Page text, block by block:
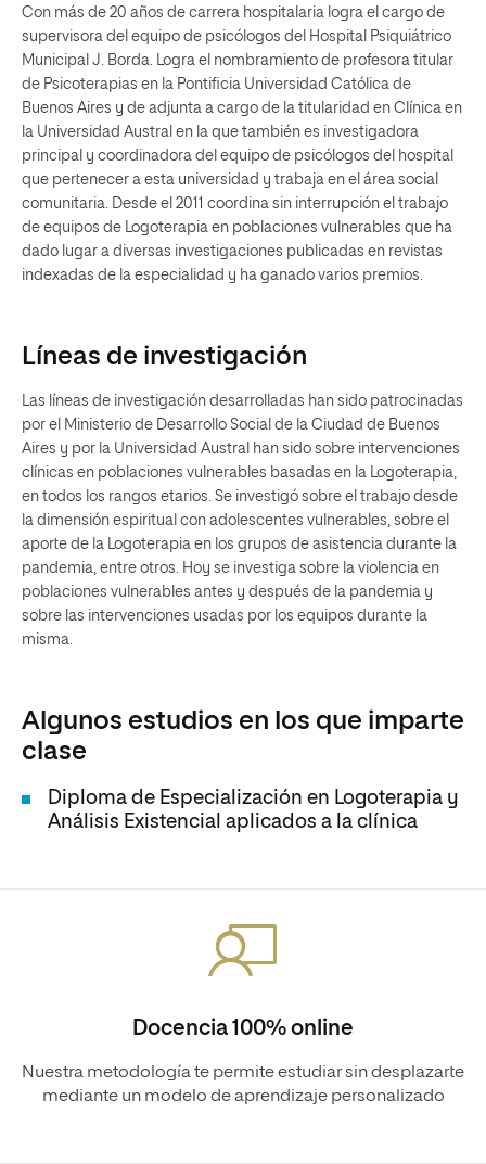
Con más de 20 años de carrera hospitalaria logra el cargo de
supervisora del equipo de psicólogos del Hospital Psiquiátrico
Municipal J. Borda. Logra el nombramiento de profesora titular
de Psicoterapias en la Pontificia Universidad Católica de
Buenos Aires y de adjunta a cargo de la titularidad en Clínica en
la Universidad Austral en la que también es investigadora
principal y coordinadora del equipo de psicólogos del hospital
que pertenecer a esta universidad y trabaja en el área social
comunitaria. Desde el 2011 coordina sin interrupción el trabajo
de equipos de Logoterapia en poblaciones vulnerables que ha
dado lugar a diversas investigaciones publicadas en revistas
indexadas de la especialidad y ha ganado varios premios.
Líneas de investigación
Las líneas de investigación desarrolladas han sido patrocinadas
por el Ministerio de Desarrollo Social de la Ciudad de Buenos
Aires y por la Universidad Austral han sido sobre intervenciones
clínicas en poblaciones vulnerables basadas en la Logoterapia,
en todos los rangos etarios. Se investigó sobre el trabajo desde
la dimensión espiritual con adolescentes vulnerables, sobre el
aporte de la Logoterapia en los grupos de asistencia durante la
pandemia, entre otros. Hoy se investiga sobre la violencia en
poblaciones vulnerables antes y después de la pandemia y
sobre las intervenciones usadas por los equipos durante la
misma.
Algunos estudios en los que imparte
clase
Diploma de Especialización en Logoterapia y
Análisis Existencial aplicados a la clínica
Docencia 100% online
Nuestra metodología te permite estudiar sin desplazarte
mediante un modelo de aprendizaje personalizado